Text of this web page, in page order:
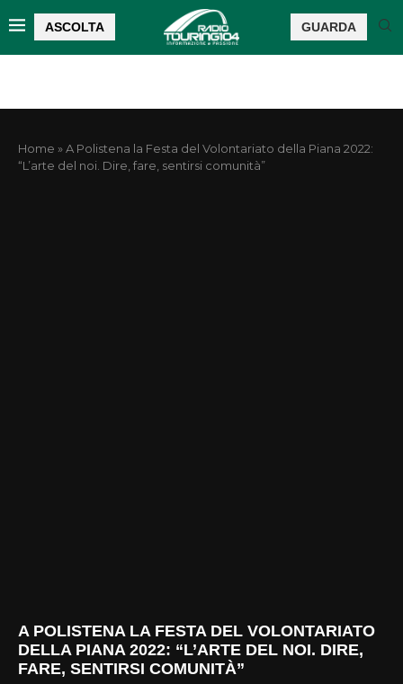
ASCOLTA GUARDA
Home »A Polistena la Festa del Volontariato della Piana 2022:
“L’arte del noi. Dire, fare, sentirsi comunità”
A POLISTENA LA FESTA DEL VOLONTARIATO
DELLA PIANA 2022: “L’ARTE DEL NOI. DIRE,
FARE, SENTIRSI COMUNITÀ”